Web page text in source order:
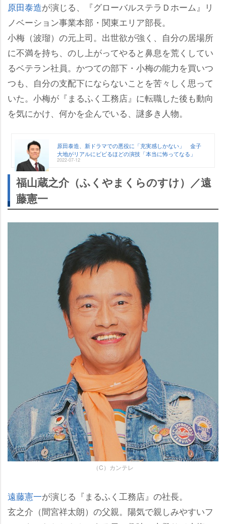
原田泰造が演じる、『グローバルステラＤホーム』リ
ノベーション事業本部・関東エリア部長。
小梅（波瑠）の元上司。出世欲が強く、自分の居場所
に不満を持ち、のし上がってやると鼻息を荒くしてい
るベテラン社員。かつての部下・小梅の能力を買いつ
つも、自分の支配下にならないことを苦々しく思って
いた。小梅が『まるふく工務店』に転職した後も動向
を気にかけ、何かを企んでいる、謎多き人物。
原田泰造、新ドラマでの悪役に「充実感しかない」 金子
大地がリアルにビビるほどの演技「本当に怖ってなる」
2022-07-12
福山蔵之介（ふくやまくらのすけ）／遠
藤憲一
（C）カンテレ
遠藤憲一が演じる『まるふく工務店』の社長。
玄之介（間宮祥太朗）の父親。陽気で親しみやすいフ